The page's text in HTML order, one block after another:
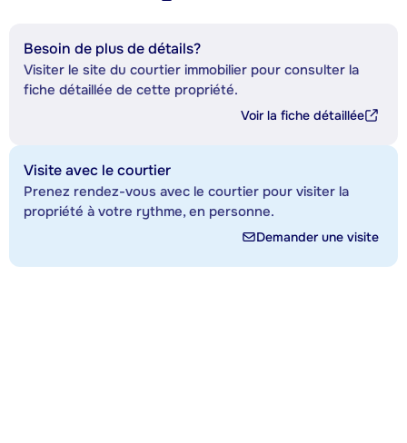
Besoin de plus de détails?
Visiter le site du courtier immobilier pour consulter la
fiche détaillée de cette propriété.
Voir la fiche détaillée
Visite avec le courtier
Prenez rendez-vous avec le courtier pour visiter la
propriété à votre rythme, en personne.
Demander une visite